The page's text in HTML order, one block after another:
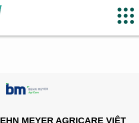
MEYER AGRICARE VIỆT